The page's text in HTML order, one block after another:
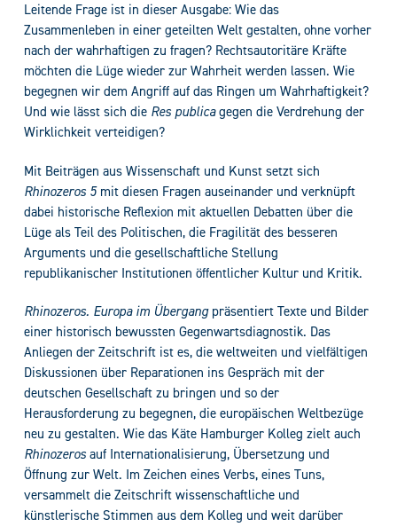
Leitende Frage ist in dieser Ausgabe: Wie das
Zusammenleben in einer geteilten Welt gestalten, ohne vorher
nach der wahrhaftigen zu fragen? Rechtsautoritäre Kräfte
möchten die Lüge wieder zur Wahrheit werden lassen. Wie
begegnen wir dem Angriff auf das Ringen um Wahrhaftigkeit?
Und wie lässt sich die Res publicagegen die Verdrehung der
Wirklichkeit verteidigen?
Mit Beiträgen aus Wissenschaft und Kunst setzt sich
Rhinozeros 5mit diesen Fragen auseinander und verknüpft
dabei historische Reflexion mit aktuellen Debatten über die
Lüge als Teil des Politischen, die Fragilität des besseren
Arguments und die gesellschaftliche Stellung
republikanischer Institutionen öffentlicher Kultur und Kritik.
Rhinozeros. Europa im Übergangpräsentiert Texte und Bilder
einer historisch bewussten Gegenwartsdiagnostik. Das
Anliegen der Zeitschrift ist es, die weltweiten und vielfältigen
Diskussionen über Reparationen ins Gespräch mit der
deutschen Gesellschaft zu bringen und so der
Herausforderung zu begegnen, die europäischen Weltbezüge
neu zu gestalten. Wie das Käte Hamburger Kolleg zielt auch
Rhinozerosauf Internationalisierung, Übersetzung und
Öffnung zur Welt. Im Zeichen eines Verbs, eines Tuns,
versammelt die Zeitschrift wissenschaftliche und
künstlerische Stimmen aus dem Kolleg und weit darüber